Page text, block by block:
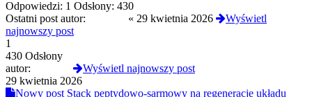
Odpowiedzi: 1 Odsłony: 430
Ostatni post autor:
« 29 kwietnia 2026
Wyświetl
najnowszy post
1
430 Odsłony
autor:
Wyświetl najnowszy post
29 kwietnia 2026
Nowy post Stack peptydowo-sarmowy na regenerację układu